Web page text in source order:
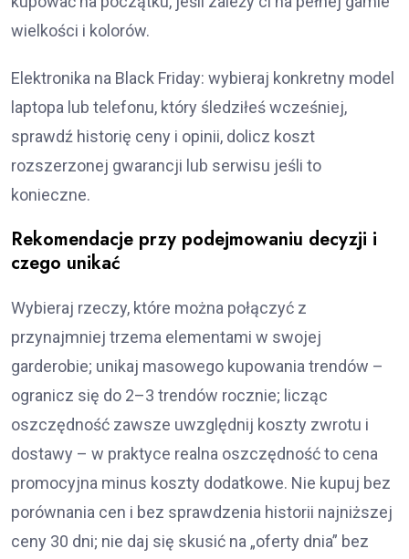
wielkości i kolorów.
Elektronika na Black Friday: wybieraj konkretny model
laptopa lub telefonu, który śledziłeś wcześniej,
sprawdź historię ceny i opinii, dolicz koszt
rozszerzonej gwarancji lub serwisu jeśli to
konieczne.
Rekomendacje przy podejmowaniu decyzji i
czego unikać
Wybieraj rzeczy, które można połączyć z
przynajmniej trzema elementami w swojej
garderobie; unikaj masowego kupowania trendów –
ogranicz się do 2–3 trendów rocznie; licząc
oszczędność zawsze uwzględnij koszty zwrotu i
dostawy – w praktyce realna oszczędność to cena
promocyjna minus koszty dodatkowe. Nie kupuj bez
porównania cen i bez sprawdzenia historii najniższej
ceny 30 dni; nie daj się skusić na „oferty dnia” bez